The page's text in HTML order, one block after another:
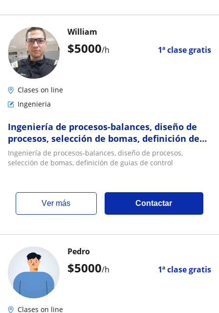
$5000/h 1ª clase gratis
William
Clases on line
Ingenieria
Ingeniería de procesos-balances, diseño de
procesos, selección de bomas, definición de
guias de control
Ingeniería de procesos-balances, diseño de procesos,
selección de bomas, definición de guias de control
ver más Contactar
$5000/h 1ª clase gratis
Pedro
Clases on line